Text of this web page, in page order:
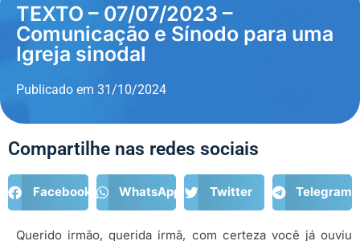
TEXTO – 07/07/2023 –
Comunicação e Sínodo para uma
Igreja sinodal
Publicado em 31/10/2024
Compartilhe nas redes sociais
Facebook WhatsApp Twitter Telegram
Querido irmão, querida irmã, com certeza você já ouviu